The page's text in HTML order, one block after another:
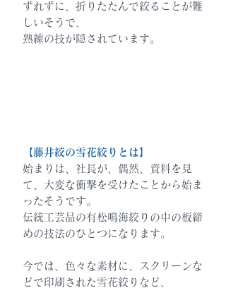
ずれずに、折りたたんで絞ることが難
しいそうで、
熟練の技が隠されています。
【藤井絞の雪花絞りとは】
始まりは、社長が、偶然、資料を見
て、大変な衝撃を受けたことから始ま
ったそうです。
伝統工芸品の有松鳴海絞りの中の板締
めの技法のひとつになります。
今では、色々な素材に、スクリーンな
どで印刷された雪花絞りなど、